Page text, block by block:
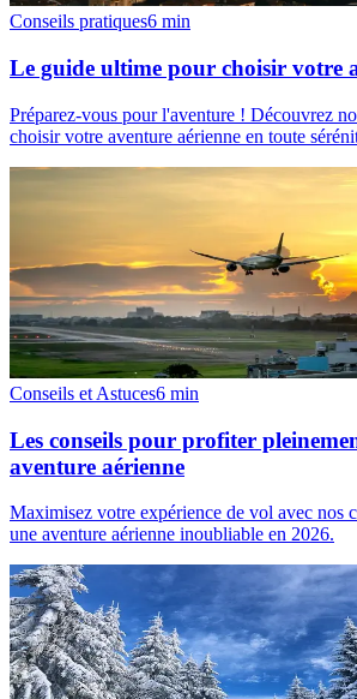
Conseils pratiques6 min
Le guide ultime pour choisir votre
Préparez-vous pour l'aventure ! Découvrez
choisir votre aventure aérienne en toute
Conseils et Astuces6 min
Les conseils pour profiter
aventure aérienne
Maximisez votre expérience de vol avec nos
une aventure aérienne inoubliable en 2026.